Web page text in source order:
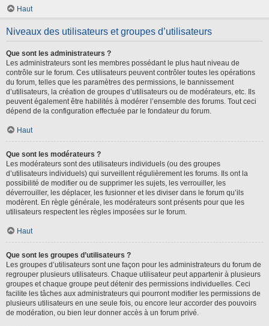
Haut
Niveaux des utilisateurs et groupes d’utilisateurs
Que sont les administrateurs ?
Les administrateurs sont les membres possédant le plus haut niveau de
contrôle sur le forum. Ces utilisateurs peuvent contrôler toutes les opérations
du forum, telles que les paramètres des permissions, le bannissement
d’utilisateurs, la création de groupes d’utilisateurs ou de modérateurs, etc. Ils
peuvent également être habilités à modérer l’ensemble des forums. Tout ceci
dépend de la configuration effectuée par le fondateur du forum.
Haut
Que sont les modérateurs ?
Les modérateurs sont des utilisateurs individuels (ou des groupes
d’utilisateurs individuels) qui surveillent régulièrement les forums. Ils ont la
possibilité de modifier ou de supprimer les sujets, les verrouiller, les
déverrouiller, les déplacer, les fusionner et les diviser dans le forum qu’ils
modèrent. En règle générale, les modérateurs sont présents pour que les
utilisateurs respectent les règles imposées sur le forum.
Haut
Que sont les groupes d’utilisateurs ?
Les groupes d’utilisateurs sont une façon pour les administrateurs du forum de
regrouper plusieurs utilisateurs. Chaque utilisateur peut appartenir à plusieurs
groupes et chaque groupe peut détenir des permissions individuelles. Ceci
facilite les tâches aux administrateurs qui pourront modifier les permissions de
plusieurs utilisateurs en une seule fois, ou encore leur accorder des pouvoirs
de modération, ou bien leur donner accès à un forum privé.